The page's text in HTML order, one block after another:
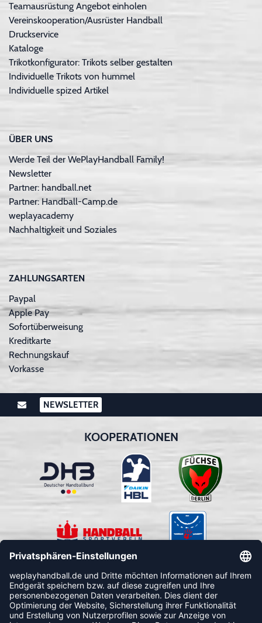
Teamausrüstung Angebot einholen
Vereinskooperation/Ausrüster Handball
Druckservice
Kataloge
Trikotkonfigurator: Trikots selber gestalten
Individuelle Trikots von hummel
Individuelle spized Artikel
ÜBER UNS
Werde Teil der WePlayHandball Family!
Newsletter
Partner: handball.net
Partner: Handball-Camp.de
weplayacademy
Nachhaltigkeit und Soziales
ZAHLUNGSARTEN
Paypal
Apple Pay
Sofortüberweisung
Kreditkarte
Rechnungskauf
Vorkasse
NEWSLETTER
KOOPERATIONEN
FOLLOW US